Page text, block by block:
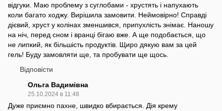
відгуки. Маю проблему з суглобами - хрустять і напухають
коли багато ходжу. Вирішила замовити. Неймовірно! Справді
дієвий, хруст у колінах зменшився, припухлість знімає. Наношу
на ніч, перед сном і вранці бігаю вже. А ще подобається, що
не липкий, як більшість продуктів. Щиро дякую вам за цей
гель! Буду замовляти ще, та пробувати ще щось.
Відповісти
Ольга Вадимівна
25.10.2024 в 11:48
Дуже приємно пахне, швидко вбирається. Дія крему